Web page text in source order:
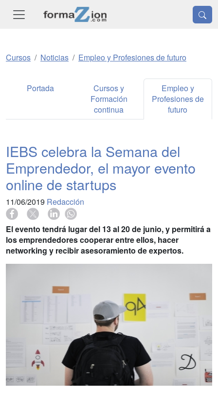
Cursos Noticias Empleo y Profesiones de futuro
Portada
Cursos y
Formación
continua
Empleo y
Profesiones de
futuro
IEBS celebra la Semana del
Emprendedor, el mayor evento
online de startups
11/06/2019 Redacción
El evento tendrá lugar del 13 al 20 de junio, y permitirá a
los emprendedores cooperar entre ellos, hacer
networking y recibir asesoramiento de expertos.